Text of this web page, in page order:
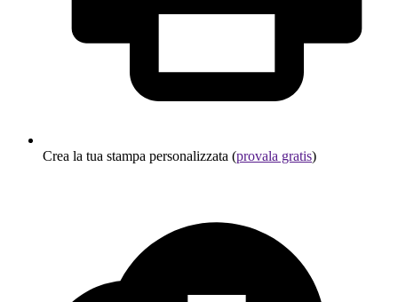
Crea la tua stampa personalizzata (provala gratis)